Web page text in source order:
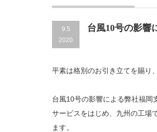
9.5
2020
台風10号の影響
平素は格別のお引き立てを賜り
台風10号の影響による弊社福岡
サービスをはじめ、九州の工場
ます。